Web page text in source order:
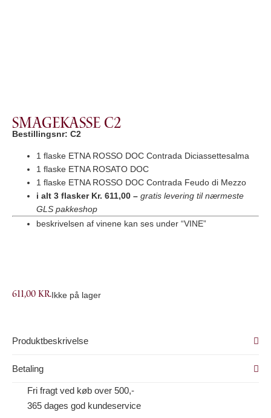
Smagekasse C2
Bestillingsnr: C2
1 flaske ETNA ROSSO DOC Contrada Diciassettesalma
1 flaske ETNA ROSATO DOC
1 flaske ETNA ROSSO DOC Contrada Feudo di Mezzo
i alt 3 flasker Kr. 611,00 – gratis levering til nærmeste
GLS pakkeshop
beskrivelsen af vinene kan ses under “VINE”
611,00kr. Ikke på lager
Produktbeskrivelse
Betaling
Fri fragt ved køb over 500,-
365 dages god kundeservice